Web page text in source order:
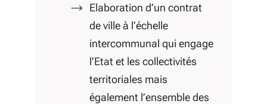
Elaboration d’un contrat
de ville à l’échelle
intercommunal qui engage
l’Etat et les collectivités
territoriales mais
également l’ensemble des